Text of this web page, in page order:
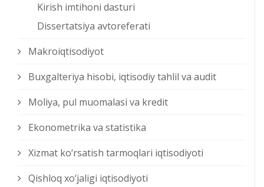
Kirish imtihoni dasturi
Dissertatsiya avtoreferati
Makroiqtisodiyot
Buxgalteriya hisobi, iqtisodiy tahlil va audit
Moliya, pul muomalasi va kredit
Ekonometrika va statistika
Xizmat kо‘rsatish tarmoqlari iqtisodiyoti
Qishloq xо‘jaligi iqtisodiyoti